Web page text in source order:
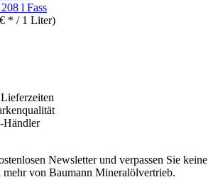
l Fass
* / 1 Liter)
Händler
Newsletter und verpassen Sie keine
von Baumann Mineralölvertrieb.